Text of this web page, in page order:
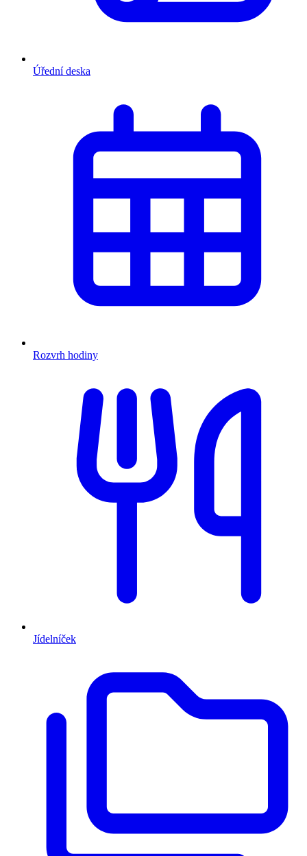
Úřední deska
Rozvrh hodiny
Jídelníček